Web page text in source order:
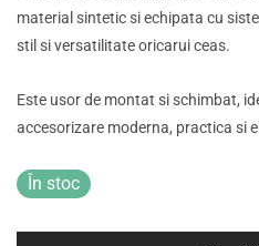
material sintetic si echipata cu
stil si versatilitate oricarui ceas.
Este usor de montat si schimbat,
accesorizare moderna, practica si
În stoc